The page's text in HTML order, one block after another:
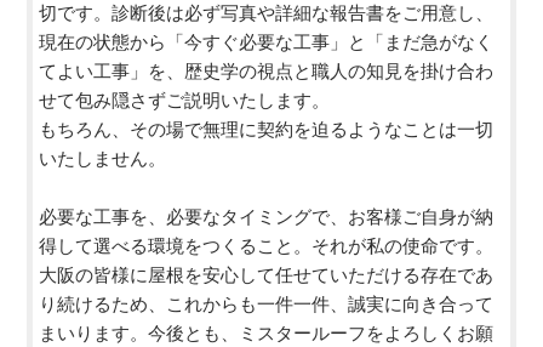
切です。診断後は必ず写真や詳細な報告書をご用意し、
現在の状態から「今すぐ必要な工事」と「まだ急がなく
てよい工事」を、歴史学の視点と職人の知見を掛け合わ
せて包み隠さずご説明いたします。
もちろん、その場で無理に契約を迫るようなことは一切
いたしません。
必要な工事を、必要なタイミングで、お客様ご自身が納
得して選べる環境をつくること。それが私の使命です。
大阪の皆様に屋根を安心して任せていただける存在であ
り続けるため、これからも一件一件、誠実に向き合って
まいります。今後とも、ミスタールーフをよろしくお願